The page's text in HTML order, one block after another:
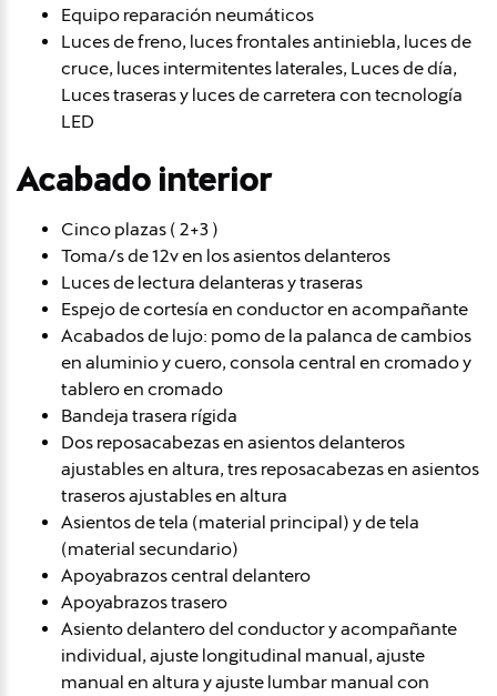
Equipo reparación neumáticos
Luces de freno, luces frontales antiniebla, luces de
cruce, luces intermitentes laterales, Luces de día,
Luces traseras y luces de carretera con tecnología
LED
Acabado interior
Cinco plazas ( 2+3 )
Toma/s de 12v en los asientos delanteros
Luces de lectura delanteras y traseras
Espejo de cortesía en conductor en acompañante
Acabados de lujo: pomo de la palanca de cambios
en aluminio y cuero, consola central en cromado y
tablero en cromado
Bandeja trasera rígida
Dos reposacabezas en asientos delanteros
ajustables en altura, tres reposacabezas en asientos
traseros ajustables en altura
Asientos de tela (material principal) y de tela
(material secundario)
Apoyabrazos central delantero
Apoyabrazos trasero
Asiento delantero del conductor y acompañante
individual, ajuste longitudinal manual, ajuste
manual en altura y ajuste lumbar manual con